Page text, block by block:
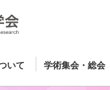
いて 学術集会・総会